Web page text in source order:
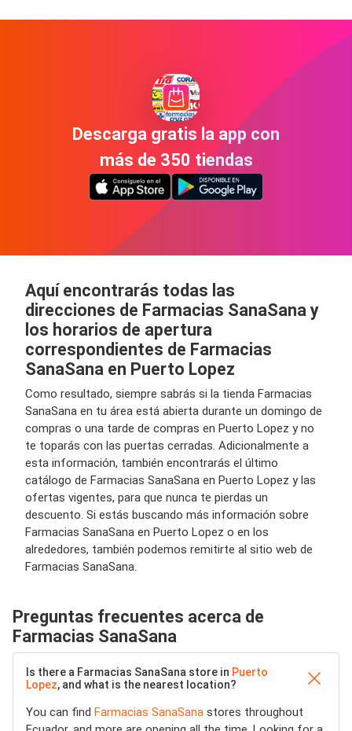
Descarga gratis la app con
más de 350 tiendas
Aquí encontrarás todas las
direcciones de Farmacias SanaSana y
los horarios de apertura
correspondientes de Farmacias
SanaSana en Puerto Lopez
Como resultado, siempre sabrás si la tienda Farmacias
SanaSana en tu área está abierta durante un domingo de
compras o una tarde de compras en Puerto Lopez y no
te toparás con las puertas cerradas. Adicionalmente a
esta información, también encontrarás el último
catálogo de Farmacias SanaSana en Puerto Lopez y las
ofertas vigentes, para que nunca te pierdas un
descuento. Si estás buscando más información sobre
Farmacias SanaSana en Puerto Lopez o en los
alrededores, también podemos remitirte al sitio web de
Farmacias SanaSana.
Preguntas frecuentes acerca de
Farmacias SanaSana
Is there a Farmacias SanaSana store in Puerto
Lopez, and what is the nearest location?
You can find Farmacias SanaSana stores throughout